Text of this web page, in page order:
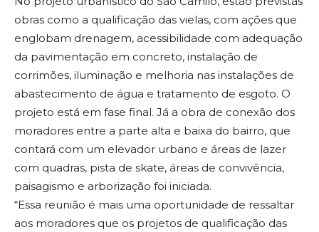
obras como a qualificação das vielas, com ações que
englobam drenagem, acessibilidade com adequação
da pavimentação em concreto, instalação de
corrimões, iluminação e melhoria nas instalações de
abastecimento de água e tratamento de esgoto. O
projeto está em fase final. Já a obra de conexão dos
moradores entre a parte alta e baixa do bairro, que
contará com um elevador urbano e áreas de lazer
com quadras, pista de skate, áreas de convivência,
paisagismo e arborização foi iniciada.
“Essa reunião é mais uma oportunidade de ressaltar
aos moradores que os projetos de qualificação das